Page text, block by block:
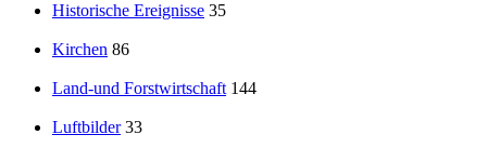
Historische Ereignisse 35
Kirchen 86
Land-und Forstwirtschaft 144
Luftbilder 33